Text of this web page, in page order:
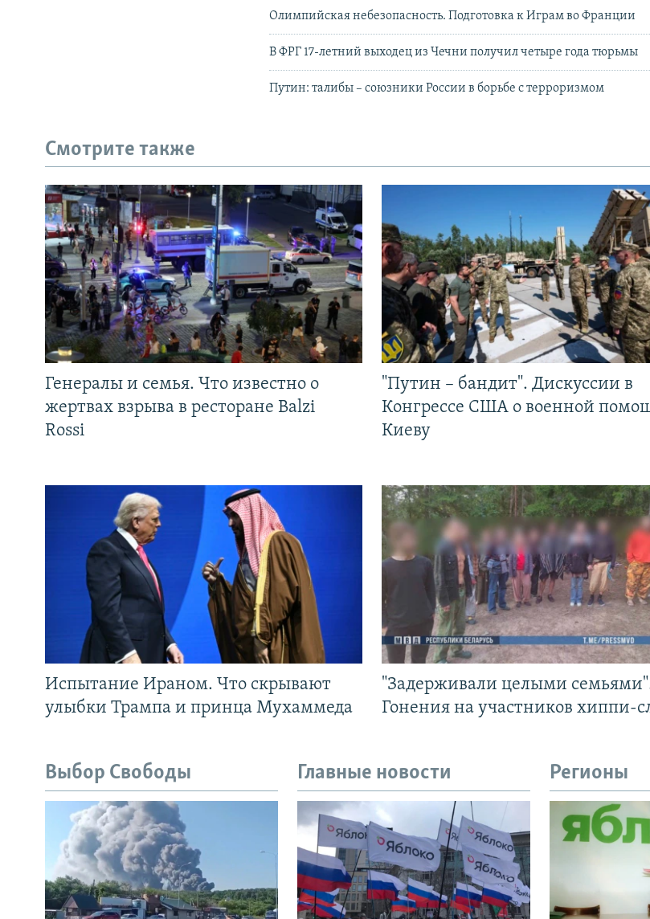
Олимпийская небезопасность. Подготовка к Играм во Франции
В ФРГ 17-летний выходец из Чечни получил четыре года тюрьмы
Путин: талибы – союзники России в борьбе с терроризмом
Смотрите также
Генералы и семья. Что известно о
жертвах взрыва в ресторане Balzi
Rossi
"Путин – бандит". Дискуссии в
Конгрессе США о военной
Киеву
Испытание Ираном. Что скрывают
улыбки Трампа и принца Мухаммеда
"Задерживали целыми
Гонения на участников хиппи-
Выбор Свободы Главные новости Регионы